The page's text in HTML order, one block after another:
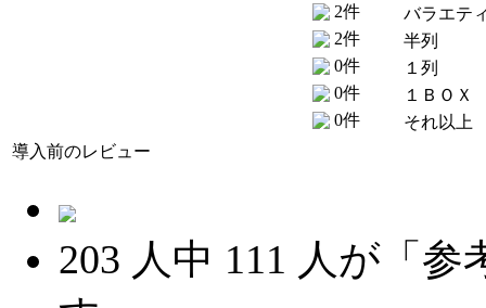
2件
2件
0件
0件
0件
バラエテ
半列
１列
１ＢＯＸ
それ以上
導入前のレビュー
203 人中 111 人が「参